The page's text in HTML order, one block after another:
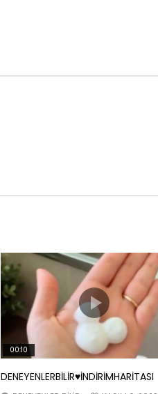
00:10
DENEYENLERBİLİR♥️İNDİRİMHARİTASI